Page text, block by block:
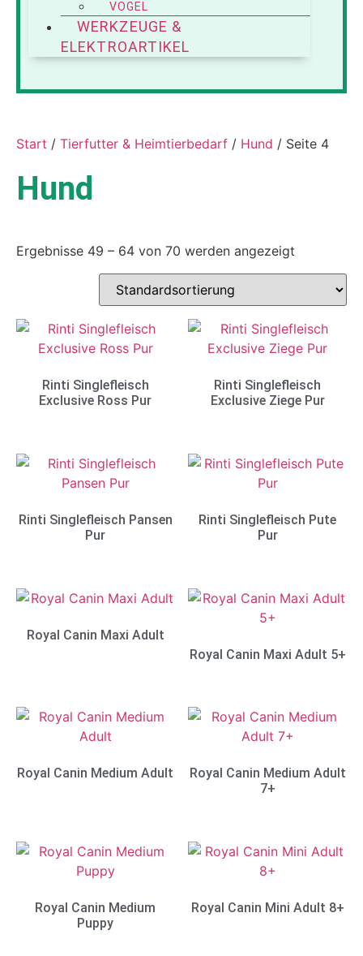
VOGEL
WERKZEUGE &
ELEKTROARTIKEL
Start / Tierfutter & Heimtierbedarf / Hund / Seite 4
Hund
Ergebnisse 49 – 64 von 70 werden angezeigt
Rinti Singlefleisch
Exclusive Ross Pur
Rinti Singlefleisch
Exclusive Ziege Pur
Rinti Singlefleisch Pansen
Pur
Rinti Singlefleisch Pute
Pur
Royal Canin Maxi Adult
Royal Canin Maxi Adult 5+
Royal Canin Medium Adult
Royal Canin Medium Adult
7+
Royal Canin Medium
Puppy
Royal Canin Mini Adult 8+